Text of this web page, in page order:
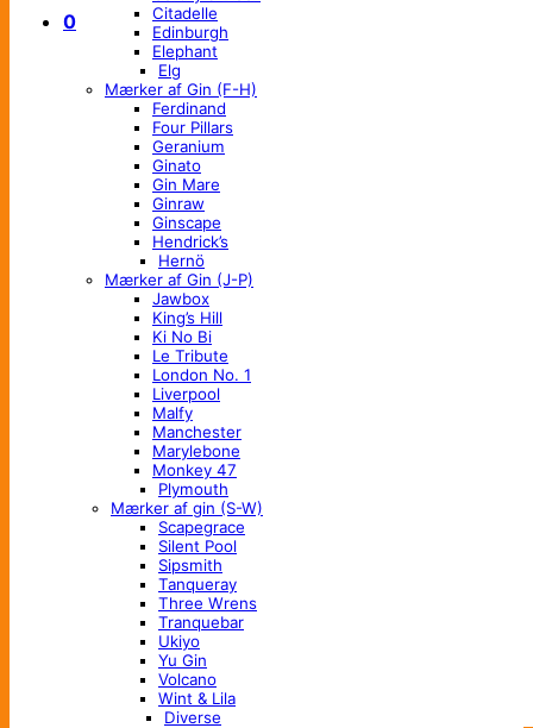
0
Citadelle
Edinburgh
Elephant
Elg
Mærker af Gin (F-H)
Ferdinand
Four Pillars
Geranium
Ginato
Gin Mare
Ginraw
Ginscape
Hendrick’s
Hernö
Mærker af Gin (J-P)
Jawbox
King’s Hill
Ki No Bi
Le Tribute
London No. 1
Liverpool
Malfy
Manchester
Marylebone
Monkey 47
Plymouth
Mærker af gin (S-W)
Scapegrace
Silent Pool
Sipsmith
Tanqueray
Three Wrens
Tranquebar
Ukiyo
Yu Gin
Volcano
Wint & Lila
Diverse